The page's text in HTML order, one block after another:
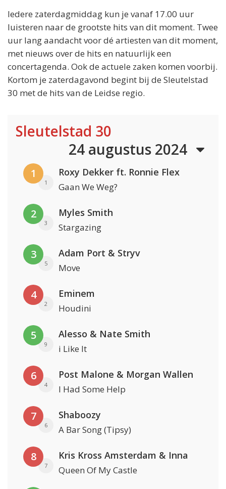
Iedere zaterdagmiddag kun je vanaf 17.00 uur
luisteren naar de grootste hits van dit moment. Twee
uur lang aandacht voor dé artiesten van dit moment,
met nieuws over de hits en natuurlijk een
concertagenda. Ook de actuele zaken komen voorbij.
Kortom je zaterdagavond begint bij de Sleutelstad
30 met de hits van de Leidse regio.
Sleutelstad 30
24 augustus 2024
1
1
Roxy Dekker ft. Ronnie Flex
Gaan We Weg?
2
3
Myles Smith
Stargazing
3
5
Adam Port & Stryv
Move
4
2
Eminem
Houdini
5
9
Alesso & Nate Smith
i Like It
6
4
Post Malone & Morgan Wallen
I Had Some Help
7
6
Shaboozy
A Bar Song (Tipsy)
8
7
Kris Kross Amsterdam & Inna
Queen Of My Castle